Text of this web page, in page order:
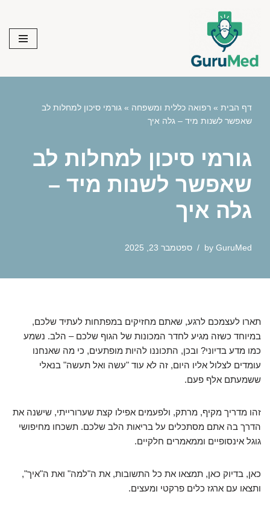
content
דף הבית » רפואה כללית ומשפחה » גורמי סיכון למחלות לב
שאפשר לשנות מיד – גלה איך
גורמי סיכון למחלות לב
שאפשר לשנות מיד –
גלה איך
by GuruMed ספטמבר 23, 2025
תארו לעצמכם לרגע, שאתם מחזיקים במפתחות לעתיד שלכם,
במיוחד כשזה מגיע לחדר המכונות של הגוף שלכם – הלב. נשמע
כמו מדע בדיוני? ובכן, התכוננו להיות מופתעים, כי מה שאנחנו
עומדים לצלול אליו היום, זה לא עוד "עשה ואל תעשה" בנאלי
ששמעתם אלף פעם.
זהו מדריך מקיף, מרתק, ולפעמים אפילו קצת שערורייתי, שישנה את
הדרך בה אתם מסתכלים על בריאות הלב שלכם. תשכחו מחיפושי
גוגל אינסופיים וממאמרים חלקיים.
כאן, בדיוק כאן, תמצאו את כל התשובות, את ה"למה" ואת ה"איך",
ותצאו עם ארגז כלים פרקטי ומעצים.